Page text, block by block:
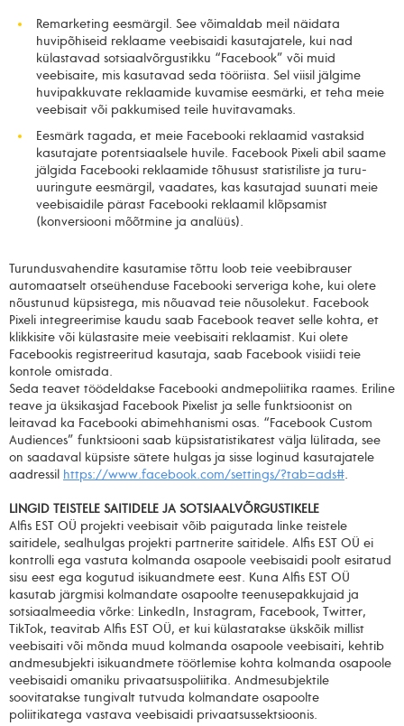
Remarketing eesmärgil. See võimaldab meil näidata
huvipõhiseid reklaame veebisaidi kasutajatele, kui nad
külastavad sotsiaalvõrgustikku “Facebook” või muid
veebisaite, mis kasutavad seda tööriista. Sel viisil jälgime
huvipakkuvate reklaamide kuvamise eesmärki, et teha meie
veebisait või pakkumised teile huvitavamaks.
Eesmärk tagada, et meie Facebooki reklaamid vastaksid
kasutajate potentsiaalsele huvile. Facebook Pixeli abil saame
jälgida Facebooki reklaamide tõhusust statistiliste ja turu-
uuringute eesmärgil, vaadates, kas kasutajad suunati meie
veebisaidile pärast Facebooki reklaamil klõpsamist
(konversiooni mõõtmine ja analüüs).
Turundusvahendite kasutamise tõttu loob teie veebibrauser
automaatselt otseühenduse Facebooki serveriga kohe, kui olete
nõustunud küpsistega, mis nõuavad teie nõusolekut. Facebook
Pixeli integreerimise kaudu saab Facebook teavet selle kohta, et
klikkisite või külastasite meie veebisaiti reklaamist. Kui olete
Facebookis registreeritud kasutaja, saab Facebook visiidi teie
kontole omistada.
Seda teavet töödeldakse Facebooki andmepoliitika raames. Eriline
teave ja üksikasjad Facebook Pixelist ja selle funktsioonist on
leitavad ka Facebooki abimehhanismi osas. “Facebook Custom
Audiences” funktsiooni saab küpsistatistikatest välja lülitada, see
on saadaval küpsiste sätete hulgas ja sisse loginud kasutajatele
aadressilhttps://www.facebook.com/settings/?tab=ads#.
LINGID TEISTELE SAITIDELE JA SOTSIAALVÕRGUSTIKELE
Alfis EST OÜ projekti veebisait võib paigutada linke teistele
saitidele, sealhulgas projekti partnerite saitidele. Alfis EST OÜ ei
kontrolli ega vastuta kolmanda osapoole veebisaidi poolt esitatud
sisu eest ega kogutud isikuandmete eest. Kuna Alfis EST OÜ
kasutab järgmisi kolmandate osapoolte teenusepakkujaid ja
sotsiaalmeedia võrke: LinkedIn, Instagram, Facebook, Twitter,
TikTok, teavitab Alfis EST OÜ, et kui külastatakse ükskõik millist
veebisaiti või mõnda muud kolmanda osapoole veebisaiti, kehtib
andmesubjekti isikuandmete töötlemise kohta kolmanda osapoole
veebisaidi omaniku privaatsuspoliitika. Andmesubjektile
soovitatakse tungivalt tutvuda kolmandate osapoolte
poliitikatega vastava veebisaidi privaatsussektsioonis.